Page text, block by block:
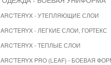
ARC'TERYX - УТЕПЛЯЮЩИЕ СЛОИ
ARC'TERYX - ЛЕГКИЕ СЛОИ, ГОРТЕКС
ARC'TERYX - ТЕПЛЫЕ СЛОИ
ARC'TERYX PRO (LEAF) - БОЕВАЯ